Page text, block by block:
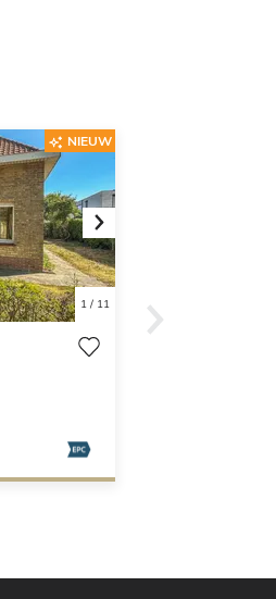
Next
1 / 11
NIEUW